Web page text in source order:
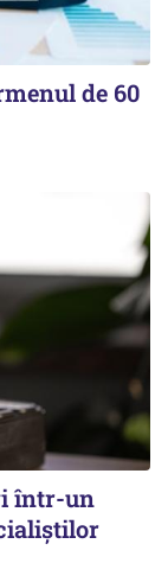
de 60
într-un